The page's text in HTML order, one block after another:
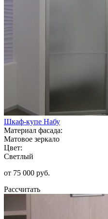
Шкаф-купе Набу
Материал фасада:
Матовое зеркало
Цвет:
Светлый
от 75 000 руб.
Рассчитать